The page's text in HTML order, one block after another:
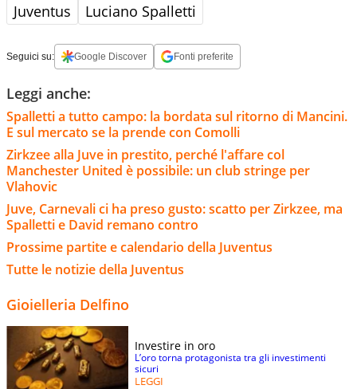
Juventus
Luciano Spalletti
Seguici su: Google Discover Fonti preferite
Leggi anche:
Spalletti a tutto campo: la bordata sul ritorno di Mancini.
E sul mercato se la prende con Comolli
Zirkzee alla Juve in prestito, perché l'affare col
Manchester United è possibile: un club stringe per
Vlahovic
Juve, Carnevali ci ha preso gusto: scatto per Zirkzee, ma
Spalletti e David remano contro
Prossime partite e calendario della Juventus
Tutte le notizie della Juventus
Gioielleria Delfino
Investire in oro
L’oro torna protagonista tra gli investimenti
sicuri
LEGGI